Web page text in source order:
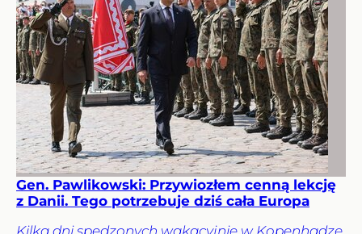
Gen. Pawlikowski: Przywiozłem cenną lekcję
z Danii. Tego potrzebuje dziś cała Europa